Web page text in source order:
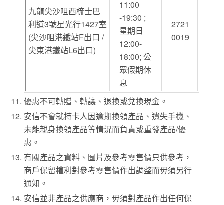
九龍尖沙咀西梳士巴
利道3號星光行1427室
(尖沙咀港鐵站F出口 /
尖東港鐵站L6出口)
11:00
-19:30 ;
星期日
12:00-
18:00; 公
眾假期休
息
2721
0019
優惠不可轉贈、轉讓、退換或兌換現金。
安信不會就持卡人因逾期換領產品、遺失手機、
未能親身換領產品等情況而負責或重發產品/優
惠。
有關產品之資料、圖片及參考零售價只供參考，
商戶保留權利對參考零售價作出調整而毋須另行
通知。
安信並非產品之供應商，毋須對產品作出任何保